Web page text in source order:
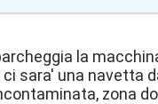
la
sara' una navetta
zona